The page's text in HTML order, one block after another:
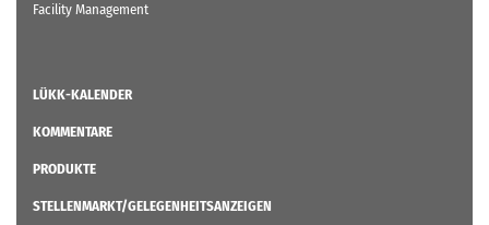
Facility Management
LÜKK-KALENDER
KOMMENTARE
PRODUKTE
STELLENMARKT/GELEGENHEITSANZEIGEN